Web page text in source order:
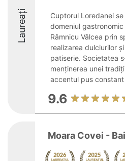
Laureați
Cuptorul Loredanei
domeniul gastronomic
Râmnicu Vâlcea prin
realizarea dulciurilor
patiserie. Societatea
menținerea unei
accentul pus constant
9.6
Moara Covei -